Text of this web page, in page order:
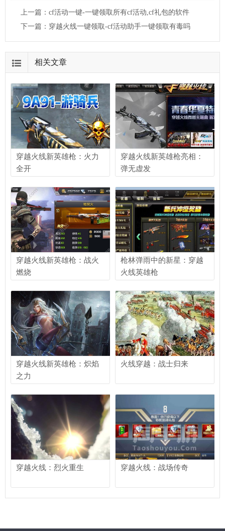
上一篇： cf活动一键-一键领取所有cf活动,cf礼包的软件
下一篇： 穿越火线一键领取-cf活动助手一键领取有毒吗
相关文章
穿越火线新英雄枪：火力
全开
穿越火线新英雄枪亮相：
弹无虚发
穿越火线新英雄枪：战火
燃烧
枪林弹雨中的新星：穿越
火线英雄枪
穿越火线新英雄枪：炽焰
之力
火线穿越：战士归来
穿越火线：烈火重生 穿越火线：战场传奇